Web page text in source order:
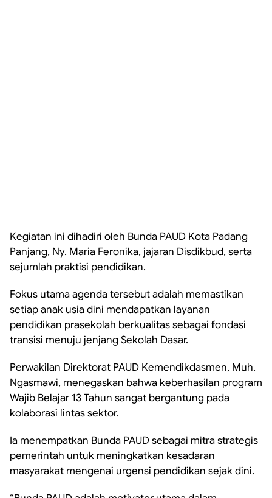
Kegiatan ini dihadiri oleh Bunda PAUD Kota Padang
Panjang, Ny. Maria Feronika, jajaran Disdikbud, serta
sejumlah praktisi pendidikan.
Fokus utama agenda tersebut adalah memastikan
setiap anak usia dini mendapatkan layanan
pendidikan prasekolah berkualitas sebagai fondasi
transisi menuju jenjang Sekolah Dasar.
Perwakilan Direktorat PAUD Kemendikdasmen, Muh.
Ngasmawi, menegaskan bahwa keberhasilan program
Wajib Belajar 13 Tahun sangat bergantung pada
kolaborasi lintas sektor.
Ia menempatkan Bunda PAUD sebagai mitra strategis
pemerintah untuk meningkatkan kesadaran
masyarakat mengenai urgensi pendidikan sejak dini.